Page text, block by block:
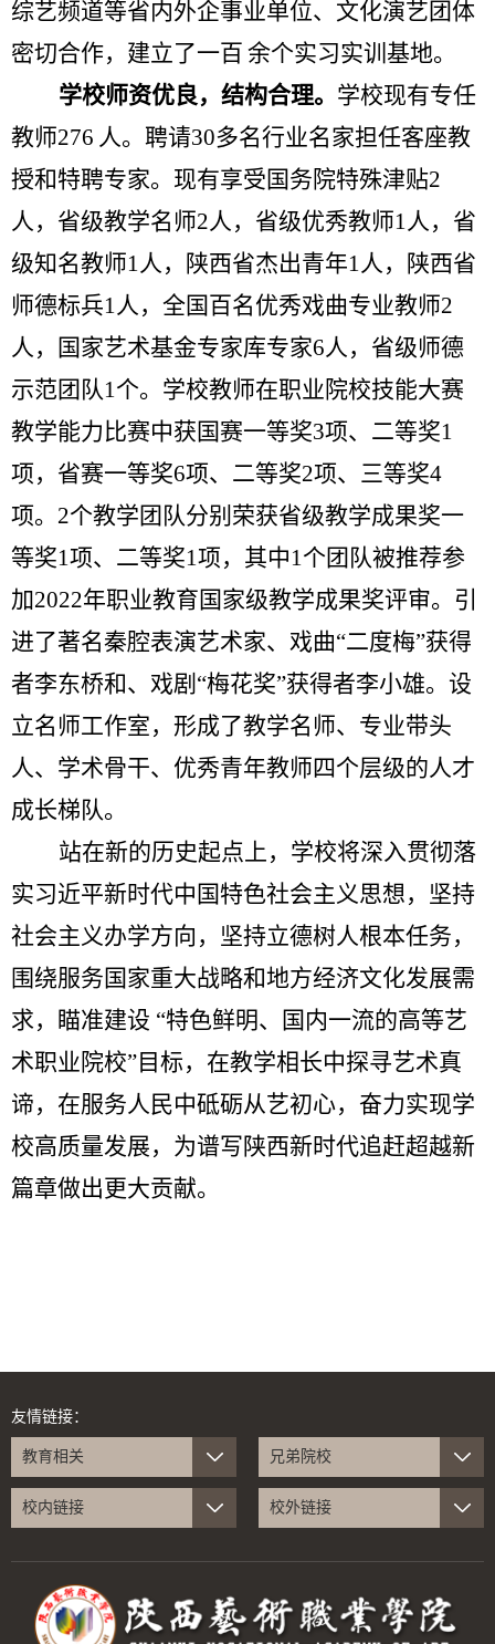
综艺频道等省内外企事业单位、文化演艺团体
密切合作，建立了一百 余个实习实训基地。
学校师资优良，结构合理。 学校现有专任
教师276 人。聘请30多名行业名家担任客座教
授和特聘专家。现有享受国务院特殊津贴2
人，省级教学名师2人，省级优秀教师1人，省
级知名教师1人，陕西省杰出青年1人，陕西省
师德标兵1人，全国百名优秀戏曲专业教师2
人，国家艺术基金专家库专家6人，省级师德
示范团队1个。学校教师在职业院校技能大赛
教学能力比赛中获国赛一等奖3项、二等奖1
项，省赛一等奖6项、二等奖2项、三等奖4
项。 2个教学团队分别荣获省级教学成果奖一
等奖1项、二等奖1项，其中1个团队被推荐参
加2022年职业教育国家级教学成果奖评审。引
进了著名秦腔表演艺术家、戏曲“二度梅”获得
者李东桥和、戏剧“梅花奖”获得者李小雄。设
立名师工作室，形成了教学名师、专业带头
人、学术骨干、优秀青年教师四个层级的人才
成长梯队。
站在新的历史起点上，学校将深入贯彻落
实习近平新时代中国特色社会主义思想，坚持
社会主义办学方向，坚持立德树人根本任务，
围绕服务国家重大战略和地方经济文化发展需
求，瞄准建设 “特色鲜明、国内一流的高等艺
术职业院校”目标，在教学相长中探寻艺术真
谛，在服务人民中砥砺从艺初心，奋力实现学
校高质量发展，为谱写陕西新时代追赶超越新
篇章做出更大贡献。
友情链接：
教育相关 兄弟院校
校内链接 校外链接